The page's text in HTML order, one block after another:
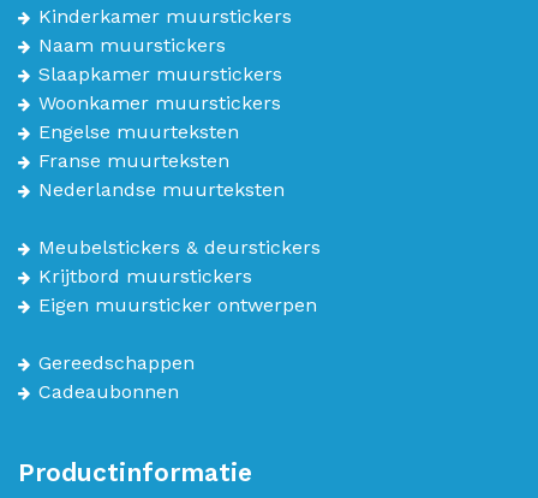
Kinderkamer muurstickers
Naam muurstickers
Slaapkamer muurstickers
Woonkamer muurstickers
Engelse muurteksten
Franse muurteksten
Nederlandse muurteksten
Meubelstickers & deurstickers
Krijtbord muurstickers
Eigen muursticker ontwerpen
Gereedschappen
Cadeaubonnen
Productinformatie